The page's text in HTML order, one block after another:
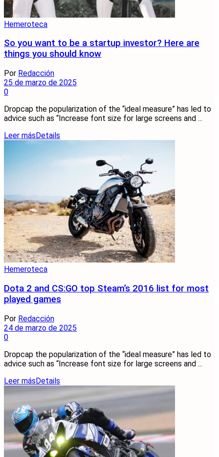
Hemeroteca
So you want to be a startup investor? Here are
things you should know
Por Redacción
25 de marzo de 2025
0
Dropcap the popularization of the “ideal measure” has led to
advice such as “Increase font size for large screens and ...
Leer másDetails
Hemeroteca
Dota 2 and CS:GO top Steam’s 2016 list for most
played games
Por Redacción
24 de marzo de 2025
0
Dropcap the popularization of the “ideal measure” has led to
advice such as “Increase font size for large screens and ...
Leer másDetails